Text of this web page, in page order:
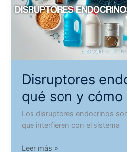
Disruptores
qué son y cómo
Los disruptores endocrinos
que interfieren con el sistema
Disruptores
Leer más »